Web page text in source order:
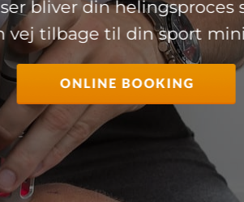
bliver din helingsproces
vej tilbage til din sport